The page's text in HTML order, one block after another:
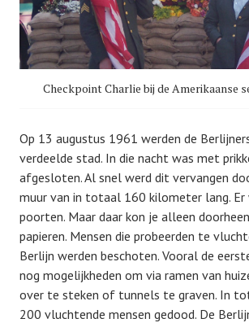
Checkpoint Charlie bij de Amerikaanse
Op 13 augustus 1961 werden de
verdeelde stad. In die nacht was met
afgesloten. Al snel werd dit vervangen
muur van in totaal 160 kilometer lang. Er
poorten. Maar daar kon je alleen
papieren. Mensen die probeerden te
Berlijn werden beschoten. Vooral de
nog mogelijkheden om via ramen van
over te steken of tunnels te graven. In
200 vluchtende mensen gedood. De